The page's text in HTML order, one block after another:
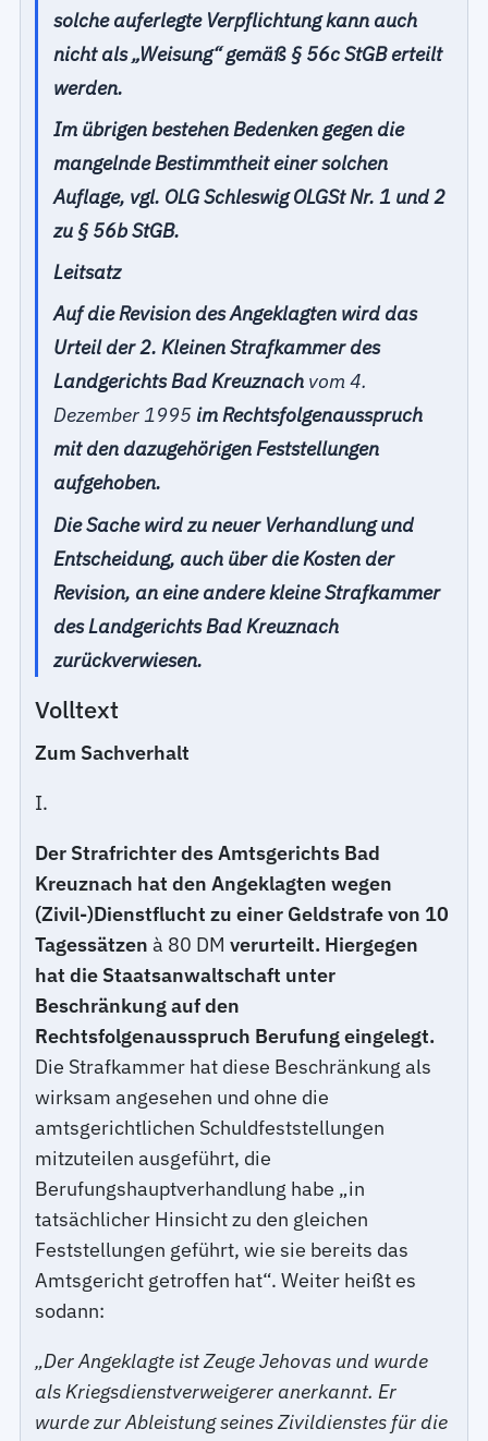
solche auferlegte Verpflichtung kann auch
nicht als „Weisung“ gemäß § 56c StGB erteilt
werden.
Im übrigen bestehen Bedenken gegen die
mangelnde Bestimmtheit einer solchen
Auflage, vgl. OLG Schleswig OLGSt Nr. 1 und 2
zu § 56b StGB.
Leitsatz
Auf die Revision des Angeklagten wird das
Urteil der 2. Kleinen Strafkammer des
Landgerichts Bad Kreuznach vom 4.
Dezember 1995 im Rechtsfolgenausspruch
mit den dazugehörigen Feststellungen
aufgehoben.
Die Sache wird zu neuer Verhandlung und
Entscheidung, auch über die Kosten der
Revision, an eine andere kleine Strafkammer
des Landgerichts Bad Kreuznach
zurückverwiesen.
Volltext
Zum Sachverhalt
I.
Der Strafrichter des Amtsgerichts Bad
Kreuznach hat den Angeklagten wegen
(Zivil-)Dienstflucht zu einer Geldstrafe von 10
Tagessätzen à 80 DMverurteilt. Hiergegen
hat die Staatsanwaltschaft unter
Beschränkung auf den
Rechtsfolgenausspruch Berufung eingelegt.
Die Strafkammer hat diese Beschränkung als
wirksam angesehen und ohne die
amtsgerichtlichen Schuldfeststellungen
mitzuteilen ausgeführt, die
Berufungshauptverhandlung habe „in
tatsächlicher Hinsicht zu den gleichen
Feststellungen geführt, wie sie bereits das
Amtsgericht getroffen hat“. Weiter heißt es
sodann:
„Der Angeklagte ist Zeuge Jehovas und wurde
als Kriegsdienstverweigerer anerkannt. Er
wurde zur Ableistung seines Zivildienstes für die